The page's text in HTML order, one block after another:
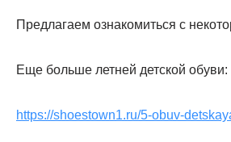
Предлагаем ознакомиться с
Еще больше летней детской обуви:
https://shoestown1.ru/5-obuv-